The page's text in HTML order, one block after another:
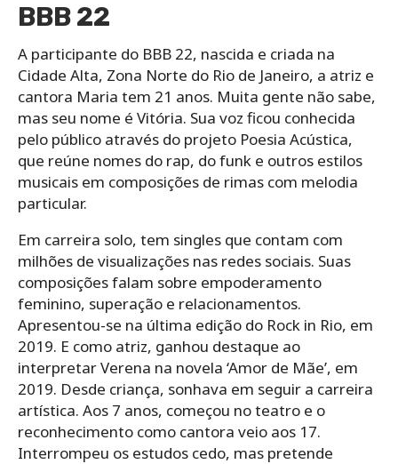
BBB 22
A participante do BBB 22, nascida e criada na
Cidade Alta, Zona Norte do Rio de Janeiro, a atriz e
cantora Maria tem 21 anos. Muita gente não sabe,
mas seu nome é Vitória. Sua voz ficou conhecida
pelo público através do projeto Poesia Acústica,
que reúne nomes do rap, do funk e outros estilos
musicais em composições de rimas com melodia
particular.
Em carreira solo, tem singles que contam com
milhões de visualizações nas redes sociais. Suas
composições falam sobre empoderamento
feminino, superação e relacionamentos.
Apresentou-se na última edição do Rock in Rio, em
2019. E como atriz, ganhou destaque ao
interpretar Verena na novela ‘Amor de Mãe’, em
2019. Desde criança, sonhava em seguir a carreira
artística. Aos 7 anos, começou no teatro e o
reconhecimento como cantora veio aos 17.
Interrompeu os estudos cedo, mas pretende